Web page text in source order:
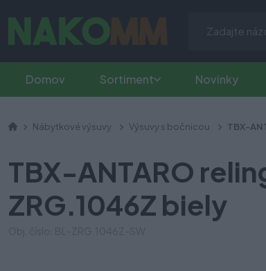
Domov Sortiment Novinky
Nábytkové výsuvy Výsuvy s bočnicou TBX-
TBX-ANTARO
ZRG.1046Z biely